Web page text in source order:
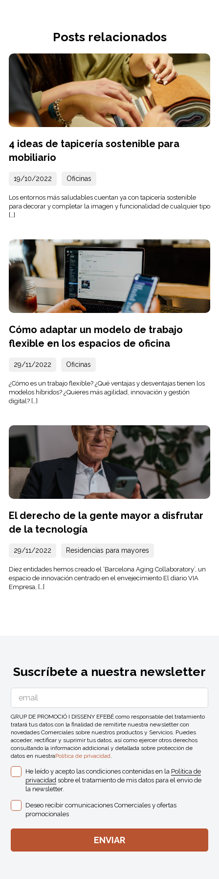
Posts relacionados
4 ideas de tapicería sostenible para
mobiliario
19/10/2022 Oficinas
Los entornos más saludables cuentan ya con tapicería sostenible
para decorar y completar la imagen y funcionalidad de cualquier tipo
[…]
Cómo adaptar un modelo de trabajo
flexible en los espacios de oficina
29/11/2022 Oficinas
¿Cómo es un trabajo flexible? ¿Qué ventajas y desventajas tienen los
modelos híbridos? ¿Quieres más agilidad, innovación y gestión
digital? […]
El derecho de la gente mayor a disfrutar
de la tecnología
29/11/2022 Residencias para mayores
Diez entidades hemos creado el ‘Barcelona Aging Collaboratory’, un
espacio de innovación centrado en el envejecimiento El diario VIA
Empresa, […]
Suscríbete a nuestra newsletter
GRUP DE PROMOCIÓ I DISSENY EFEBÉ como responsable del tratamiento
tratará tus datos con la finalidad de remitirte nuestra newsletter con
novedades Comerciales sobre nuestros productos y Servicios. Puedes
acceder, rectificar y suprimir tus datos, así como ejercer otros derechos
consultando la información addicional y detallada sobre protección de
datos en nuestraPolítica de privacidad.
He leído y acepto las condiciones contenidas en la Política de
privacidad sobre el tratamiento de mis datos para el envio de
la newsletter.
Deseo recibir comunicaciones Comerciales y ofertas
promocionales